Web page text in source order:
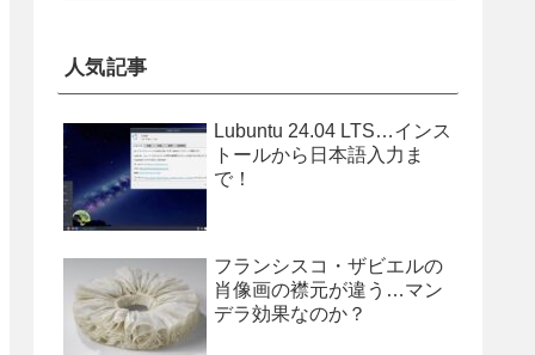
人気記事
Lubuntu 24.04 LTS…インス
トールから日本語入力ま
で！
フランシスコ・ザビエルの
肖像画の襟元が違う…マン
デラ効果なのか？